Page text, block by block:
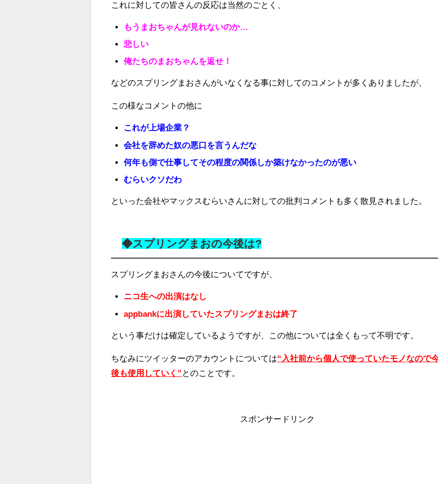
これに対しての皆さんの反応は当然のごとく、
もうまおちゃんが見れないのか…
悲しい
俺たちのまおちゃんを返せ！
などのスプリングまおさんがいなくなる事に対してのコメントが多くありましたが、
この様なコメントの他に
これが上場企業？
会社を辞めた奴の悪口を言うんだな
何年も側で仕事してその程度の関係しか築けなかったのが悪い
むらいクソだわ
といった会社やマックスむらいさんに対しての批判コメントも多く散見されました。
◆スプリングまおの今後は?
スプリングまおさんの今後についてですが、
ニコ生への出演はなし
appbankに出演していたスプリングまおは終了
という事だけは確定しているようですが、この他については全くもって不明です。
ちなみにツイッターのアカウントについては“入社前から個人で使っていたモノなので
後も使用していく” とのことです。
スポンサードリンク